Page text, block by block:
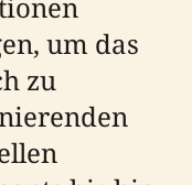
um das
zu